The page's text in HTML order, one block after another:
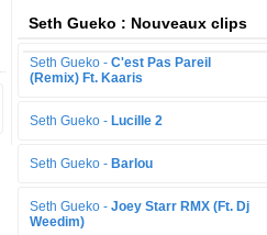
Seth Gueko : Nouveaux clips
Seth Gueko - C'est Pas Pareil
(Remix) Ft. Kaaris
Seth Gueko - Lucille 2
Seth Gueko - Barlou
Seth Gueko - Joey Starr RMX (Ft. Dj
Weedim)